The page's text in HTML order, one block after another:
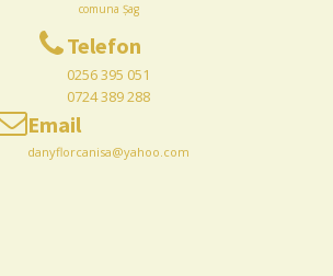
comuna Șag
Telefon
0256 395 051
0724 389 288
Email
danyflorcanisa@yahoo.com